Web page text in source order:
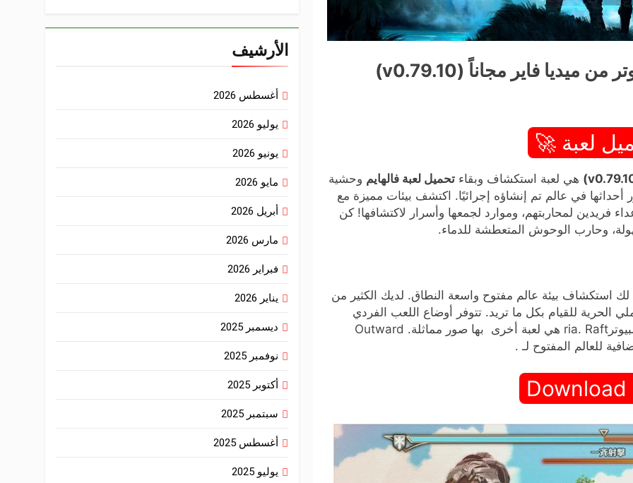
لعبة 🚀
هي لعبة استكشاف وبقاء تحميل لعبة فالهايم وحشية
أحداثها في عالم تم إنشاؤه إجرائيًا. اكتشف بيئات مميزة مع
فريدين لمحاربتهم، وموارد لجمعها وأسرار لاكتشافها! كن
وحارب الوحوش المتعطشة للدماء.
لك استكشاف بيئة عالم مفتوح واسعة النطاق. لديك الكثير من
الحرية للقيام بكل ما تريد. تتوفر أوضاع اللعب الفردي
والمتعدد في كل خادم على أنظمة تشغيل أجهزة الكمبيوترria. Raft هي لعبة أخرى بها صور مماثلة. Outward
Download
الأرشيف
أغسطس 2026
يوليو 2026
يونيو 2026
مايو 2026
أبريل 2026
مارس 2026
فبراير 2026
يناير 2026
ديسمبر 2025
نوفمبر 2025
أكتوبر 2025
سبتمبر 2025
أغسطس 2025
يوليو 2025